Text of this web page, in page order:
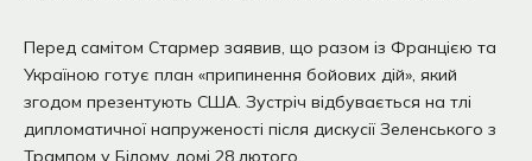
Перед самітом Стармер заявив, що разом із Францією та
Україною готує план «припинення бойових дій», який
згодом презентують США. Зустріч відбувається на тлі
дипломатичної напруженості після дискусії Зеленського з
Трампом у Білому домі 28 лютого.